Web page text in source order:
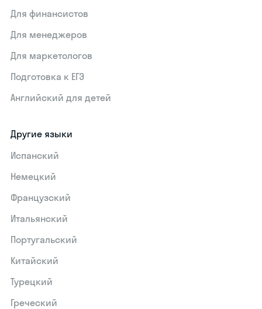
Для финансистов
Для менеджеров
Для маркетологов
Подготовка к ЕГЭ
Английский для детей
Другие языки
Испанский
Немецкий
Французский
Итальянский
Португальский
Китайский
Турецкий
Греческий